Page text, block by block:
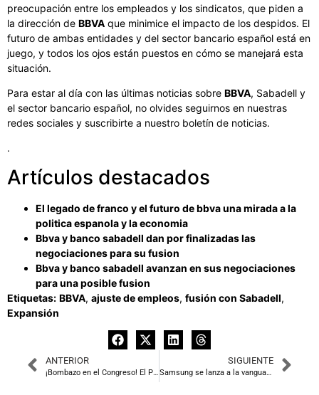
preocupación entre los empleados y los sindicatos, que piden a
la dirección de BBVA que minimice el impacto de los despidos. El
futuro de ambas entidades y del sector bancario español está en
juego, y todos los ojos están puestos en cómo se manejará esta
situación.
Para estar al día con las últimas noticias sobre BBVA, Sabadell y
el sector bancario español, no olvides seguirnos en nuestras
redes sociales y suscribirte a nuestro boletín de noticias.
.
Artículos destacados
El legado de franco y el futuro de bbva una mirada a la
politica espanola y la economia
Bbva y banco sabadell dan por finalizadas las
negociaciones para su fusion
Bbva y banco sabadell avanzan en sus negociaciones
para una posible fusion
Etiquetas: BBVA, ajuste de empleos, fusión con Sabadell,
Expansión
ANTERIOR
¡Bombazo en el Congreso! El PP mueve ficha para regular la presidencia del CIS con el apoyo de Junts
SIGUIENTE
Samsung se lanza a la vanguardia con el primer monitor gaming OLED de 500 Hz: Odyssey OLED G6